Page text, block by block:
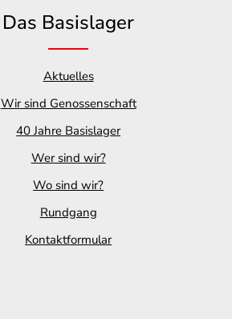
Das Basislager
Aktuelles
Wir sind Genossenschaft
40 Jahre Basislager
Wer sind wir?
Wo sind wir?
Rundgang
Kontaktformular